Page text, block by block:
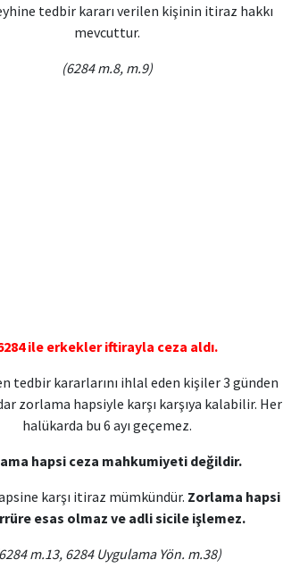
tedbir kararı verilen kişinin itiraz hakkı
mevcuttur.
(6284 m.8, m.9)
ile erkekler iftirayla ceza aldı.
tedbir kararlarını ihlal eden kişiler 3 günden
zorlama hapsiyle karşı karşıya kalabilir. Her
halükarda bu 6 ayı geçemez.
hapsi ceza mahkumiyeti değildir.
karşı itiraz mümkündür. Zorlama hapsi
esas olmaz ve adli sicile işlemez.
m.13, 6284 Uygulama Yön. m.38)